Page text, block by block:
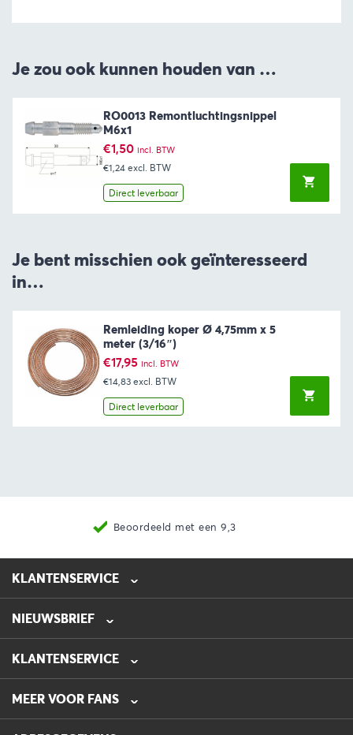
Je zou ook kunnen houden van …
RO0013 Remontluchtingsnippel
M6x1
€1,50 incl. BTW
€1,24 excl. BTW
Direct leverbaar
Je bent misschien ook geïnteresseerd
in…
Remleiding koper Ø 4,75mm x 5
meter (3/16″)
€17,95 incl. BTW
€14,83 excl. BTW
Direct leverbaar
Beoordeeld met een 9,3
KLANTENSERVICE
0475-218632
info@automotive-line.nl
NIEUWSBRIEF
KLANTENSERVICE
Bestellen
Betalen
Verzenden
MEER VOOR FANS
Veelgestelde vragen – FAQ